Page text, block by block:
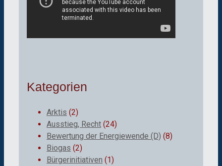
Kategorien
Arktis (2)
Ausstieg, Recht (24)
Bewertung der Energiewende (D) (8)
Biogas (2)
Bürgerinitiativen (1)